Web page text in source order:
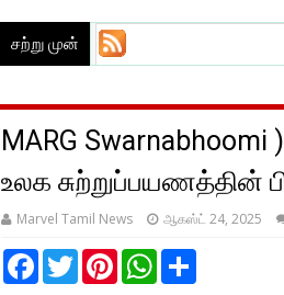
சற்று முன்
MARG
உலக சுற்றுப்பயணத்தின்
Marvel Tamil News ஆகஸ்ட் 24, 2025
F
a
T
w
P
W
h